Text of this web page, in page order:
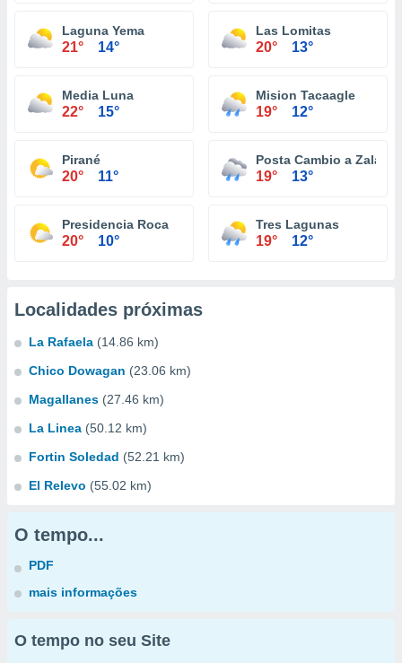
Laguna Yema
21° 14°
Las Lomitas
20° 13°
Media Luna
22° 15°
Mision Tacaagle
19° 12°
Pirané
20° 11°
Posta Cambio a Zalazar
19° 13°
Presidencia Roca
20° 10°
Tres Lagunas
19° 12°
Localidades próximas
La Rafaela (14.86 km)
Chico Dowagan (23.06 km)
Magallanes (27.46 km)
La Linea (50.12 km)
Fortin Soledad (52.21 km)
El Relevo (55.02 km)
O tempo...
PDF
mais informações
O tempo no seu Site